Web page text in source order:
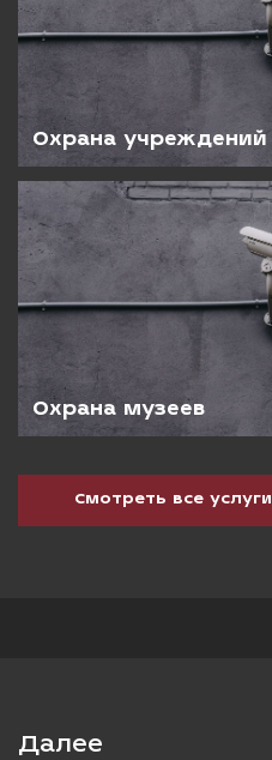
Охрана учреждений
Охрана музеев
Смотреть все услуги
Далее